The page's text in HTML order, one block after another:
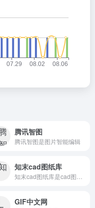
腾讯智图
腾讯智图是图片智能编辑
知末cad图纸库
GIF中文网